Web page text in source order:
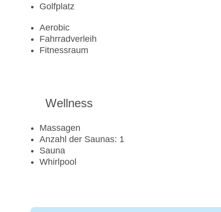
Golfplatz
Aerobic
Fahrradverleih
Fitnessraum
Wellness
Massagen
Anzahl der Saunas: 1
Sauna
Whirlpool